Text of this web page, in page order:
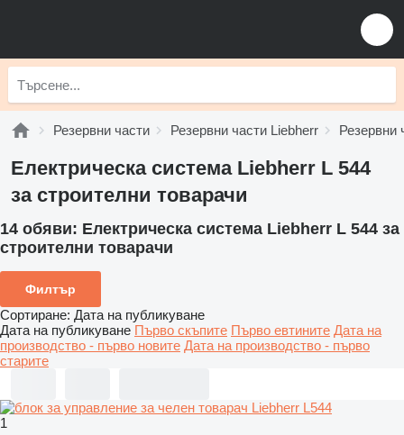
Резервни части Резервни части Liebherr Резервни
Електрическа система Liebherr L 544
за строителни товарачи
14 обяви: Електрическа система Liebherr L 544 за
строителни товарачи
Филтър
Сортиране: Дата на публикуване
Дата на публикуване Първо скъпите Първо евтините Дата на
производство - първо новите Дата на производство - първо
старите
1